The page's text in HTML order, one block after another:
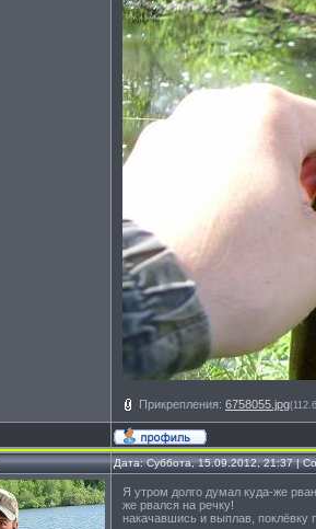
Прикрепления: 6758055.jpg
Дата: Суббота, 15.09.2012, 21:37 |
Я утром долго думал куда-же
же рвался на речку!
накачавшись и выплав, поклёвку